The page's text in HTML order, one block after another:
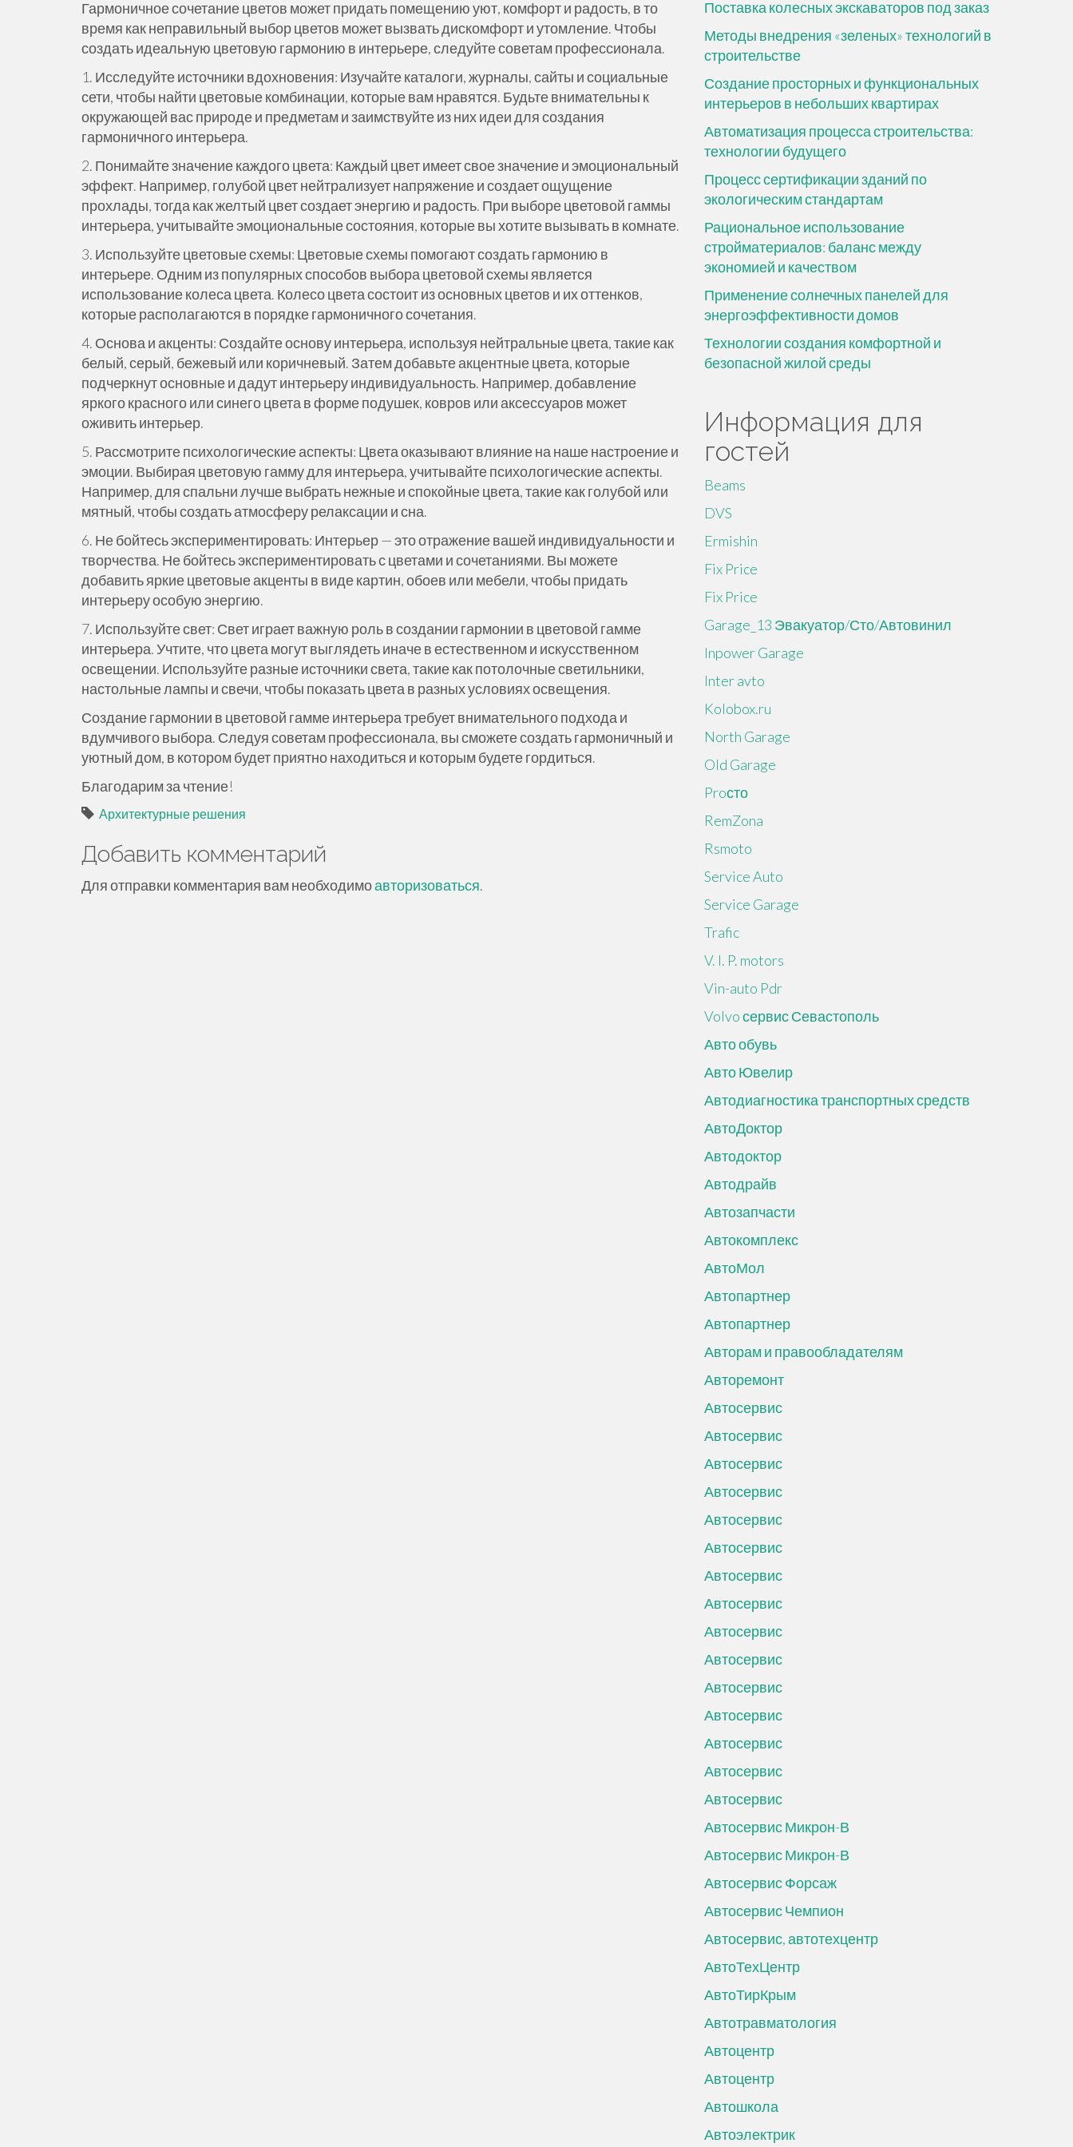
Гармоничное сочетание цветов может придать помещению уют, комфорт и радость, в то
время как неправильный выбор цветов может вызвать дискомфорт и утомление. Чтобы
создать идеальную цветовую гармонию в интерьере, следуйте советам профессионала.
1. Исследуйте источники вдохновения: Изучайте каталоги, журналы, сайты и социальные
сети, чтобы найти цветовые комбинации, которые вам нравятся. Будьте внимательны к
окружающей вас природе и предметам и заимствуйте из них идеи для создания
гармоничного интерьера.
2. Понимайте значение каждого цвета: Каждый цвет имеет свое значение и эмоциональный
эффект. Например, голубой цвет нейтрализует напряжение и создает ощущение
прохлады, тогда как желтый цвет создает энергию и радость. При выборе цветовой гаммы
интерьера, учитывайте эмоциональные состояния, которые вы хотите вызывать в комнате.
3. Используйте цветовые схемы: Цветовые схемы помогают создать гармонию в
интерьере. Одним из популярных способов выбора цветовой схемы является
использование колеса цвета. Колесо цвета состоит из основных цветов и их оттенков,
которые располагаются в порядке гармоничного сочетания.
4. Основа и акценты: Создайте основу интерьера, используя нейтральные цвета, такие как
белый, серый, бежевый или коричневый. Затем добавьте акцентные цвета, которые
подчеркнут основные и дадут интерьеру индивидуальность. Например, добавление
яркого красного или синего цвета в форме подушек, ковров или аксессуаров может
оживить интерьер.
5. Рассмотрите психологические аспекты: Цвета оказывают влияние на наше настроение и
эмоции. Выбирая цветовую гамму для интерьера, учитывайте психологические аспекты.
Например, для спальни лучше выбрать нежные и спокойные цвета, такие как голубой или
мятный, чтобы создать атмосферу релаксации и сна.
6. Не бойтесь экспериментировать: Интерьер — это отражение вашей индивидуальности и
творчества. Не бойтесь экспериментировать с цветами и сочетаниями. Вы можете
добавить яркие цветовые акценты в виде картин, обоев или мебели, чтобы придать
интерьеру особую энергию.
7. Используйте свет: Свет играет важную роль в создании гармонии в цветовой гамме
интерьера. Учтите, что цвета могут выглядеть иначе в естественном и искусственном
освещении. Используйте разные источники света, такие как потолочные светильники,
настольные лампы и свечи, чтобы показать цвета в разных условиях освещения.
Создание гармонии в цветовой гамме интерьера требует внимательного подхода и
вдумчивого выбора. Следуя советам профессионала, вы сможете создать гармоничный и
уютный дом, в котором будет приятно находиться и которым будете гордиться.
Благодарим за чтение!
Архитектурные решения
Добавить комментарий
Для отправки комментария вам необходимоавторизоваться.
Поставка колесных экскаваторов под заказ
Методы внедрения «зеленых» технологий в
строительстве
Создание просторных и функциональных
интерьеров в небольших квартирах
Автоматизация процесса строительства:
технологии будущего
Процесс сертификации зданий по
экологическим стандартам
Рациональное использование
стройматериалов: баланс между
экономией и качеством
Применение солнечных панелей для
энергоэффективности домов
Технологии создания комфортной и
безопасной жилой среды
Информация для
гостей
Beams
DVS
Ermishin
Fix Price
Fix Price
Garage_13 Эвакуатор/Сто/Автовинил
Inpower Garage
Inter avto
Kolobox.ru
North Garage
Old Garage
Proсто
RemZona
Rsmoto
Service Auto
Service Garage
Trafic
V. I. P. motors
Vin-auto Pdr
Volvo сервис Севастополь
Авто обувь
Авто Ювелир
Автодиагностика транспортных средств
АвтоДоктор
Автодоктор
Автодрайв
Автозапчасти
Автокомплекс
АвтоМол
Автопартнер
Автопартнер
Авторам и правообладателям
Авторемонт
Автосервис
Автосервис
Автосервис
Автосервис
Автосервис
Автосервис
Автосервис
Автосервис
Автосервис
Автосервис
Автосервис
Автосервис
Автосервис
Автосервис
Автосервис
Автосервис Микрон-В
Автосервис Микрон-В
Автосервис Форсаж
Автосервис Чемпион
Автосервис, автотехцентр
АвтоТехЦентр
АвтоТирКрым
Автотравматология
Автоцентр
Автоцентр
Автошкола
Автоэлектрик